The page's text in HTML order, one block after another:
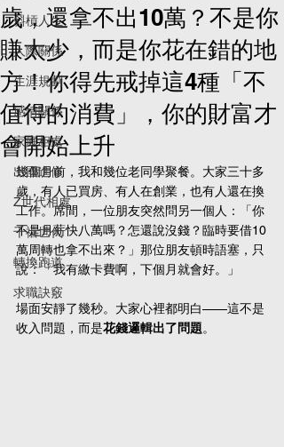
斜槓人生
人際關係
生涯規劃
感情關係
家庭相處
出國進修
Z世代相處
千禧世代
轉換跑道
求職訣竅
歲，還拿不出10萬？不是你
賺太少，而是你花在錯的地
方！你得先戒掉這4種「不
值得的消費」，你的財富才
會開始上升
幾個月前，我和幾位老同學聚餐。大家三十多
歲，有人已買房、有人在創業，也有人還在換
工作。席間，一位朋友突然問另一個人：「你
不是月薪快八萬嗎？怎還說沒錢？臨時要借10
萬周轉也拿不出來？」那位朋友頓時語塞，只
說：「我有繳卡費啊，下個月就會好。」
場面安靜了幾秒。大家心裡都明白——這不是
收入問題，而是花錢邏輯出了問題。